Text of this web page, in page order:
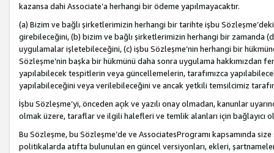
kazansa dahi Associate’a herhangi bir ödeme yapılmayacaktır.
(a) Bizim ve bağlı şirketlerimizin herhangi bir tarihte işbu
girebileceğini, (b) bizim ve bağlı şirketlerimizin herhangi bir zamanda
uygulamalar işletebileceğini, (c) işbu Sözleşme’nin herhangi bir
Sözleşme’nin başka bir hükmünü daha sonra uygulama hakkımızdan
yapılabilecek tespitlerin veya güncellemelerin, tarafımızca
yapılabileceğini veya verilebileceğini ve ancak yetkili temsilcimiz
İşbu Sözleşme’yi, önceden açık ve yazılı onay olmadan, kanunlar
olmak üzere, taraflar ve ilgili halefleri ve temlik alanları için bağlayıcı
Bu Sözleşme, bu Sözleşme’de ve AssociatesProgramı kapsamında
politikalarda atıfta bulunulan en güncel versiyonları, ekleri,